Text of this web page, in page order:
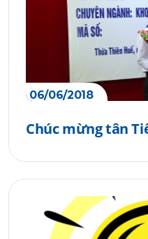
06/06/2018
Chúc mừng tân